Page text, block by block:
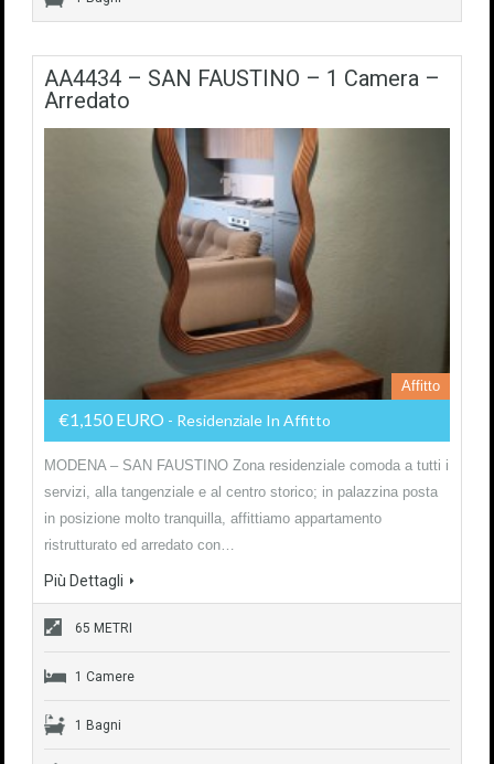
AA4434 – SAN FAUSTINO – 1 Camera –
Arredato
Affitto
€1,150 EURO - Residenziale In Affitto
MODENA – SAN FAUSTINO Zona residenziale comoda a tutti i
servizi, alla tangenziale e al centro storico; in palazzina posta
in posizione molto tranquilla, affittiamo appartamento
ristrutturato ed arredato con…
Più Dettagli
65 METRI
1 Camere
1 Bagni